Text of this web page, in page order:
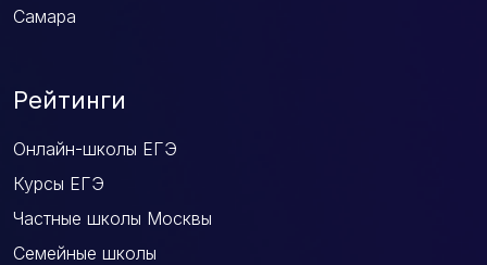
Самара
Рейтинги
Онлайн-школы ЕГЭ
Курсы ЕГЭ
Частные школы Москвы
Семейные школы